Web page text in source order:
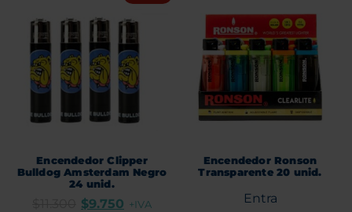
Encendedor Clipper
Bulldog Amsterdam Negro
24 unid.
$9.750 +IVA
Encendedor Ronson
Transparente 20 unid.
Entra